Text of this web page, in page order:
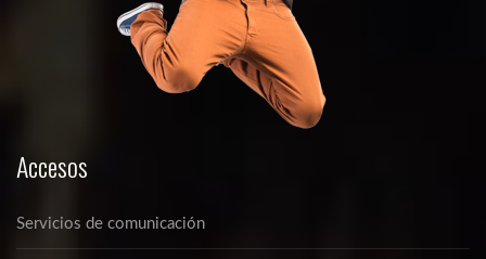
Accesos
Servicios de comunicación